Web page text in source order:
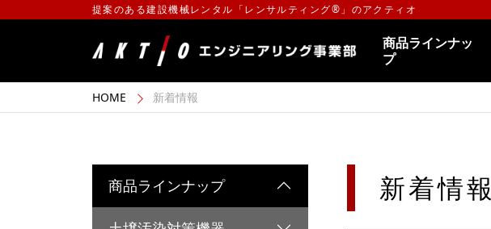
提案のある建設機械レンタル「レンサルティング®」のアクティオ
商品ラインナッ
プ
HOME 新着情報
新着情報
商品ラインナップ